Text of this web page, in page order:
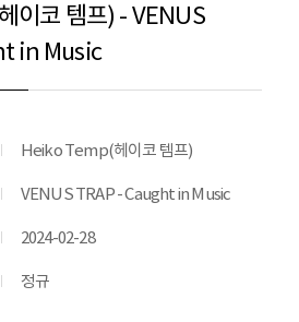
이코 템프) - VENUS
in Music
Heiko Temp(헤이코 템프)
VENUS TRAP - Caught in Music
2024-02-28
정규